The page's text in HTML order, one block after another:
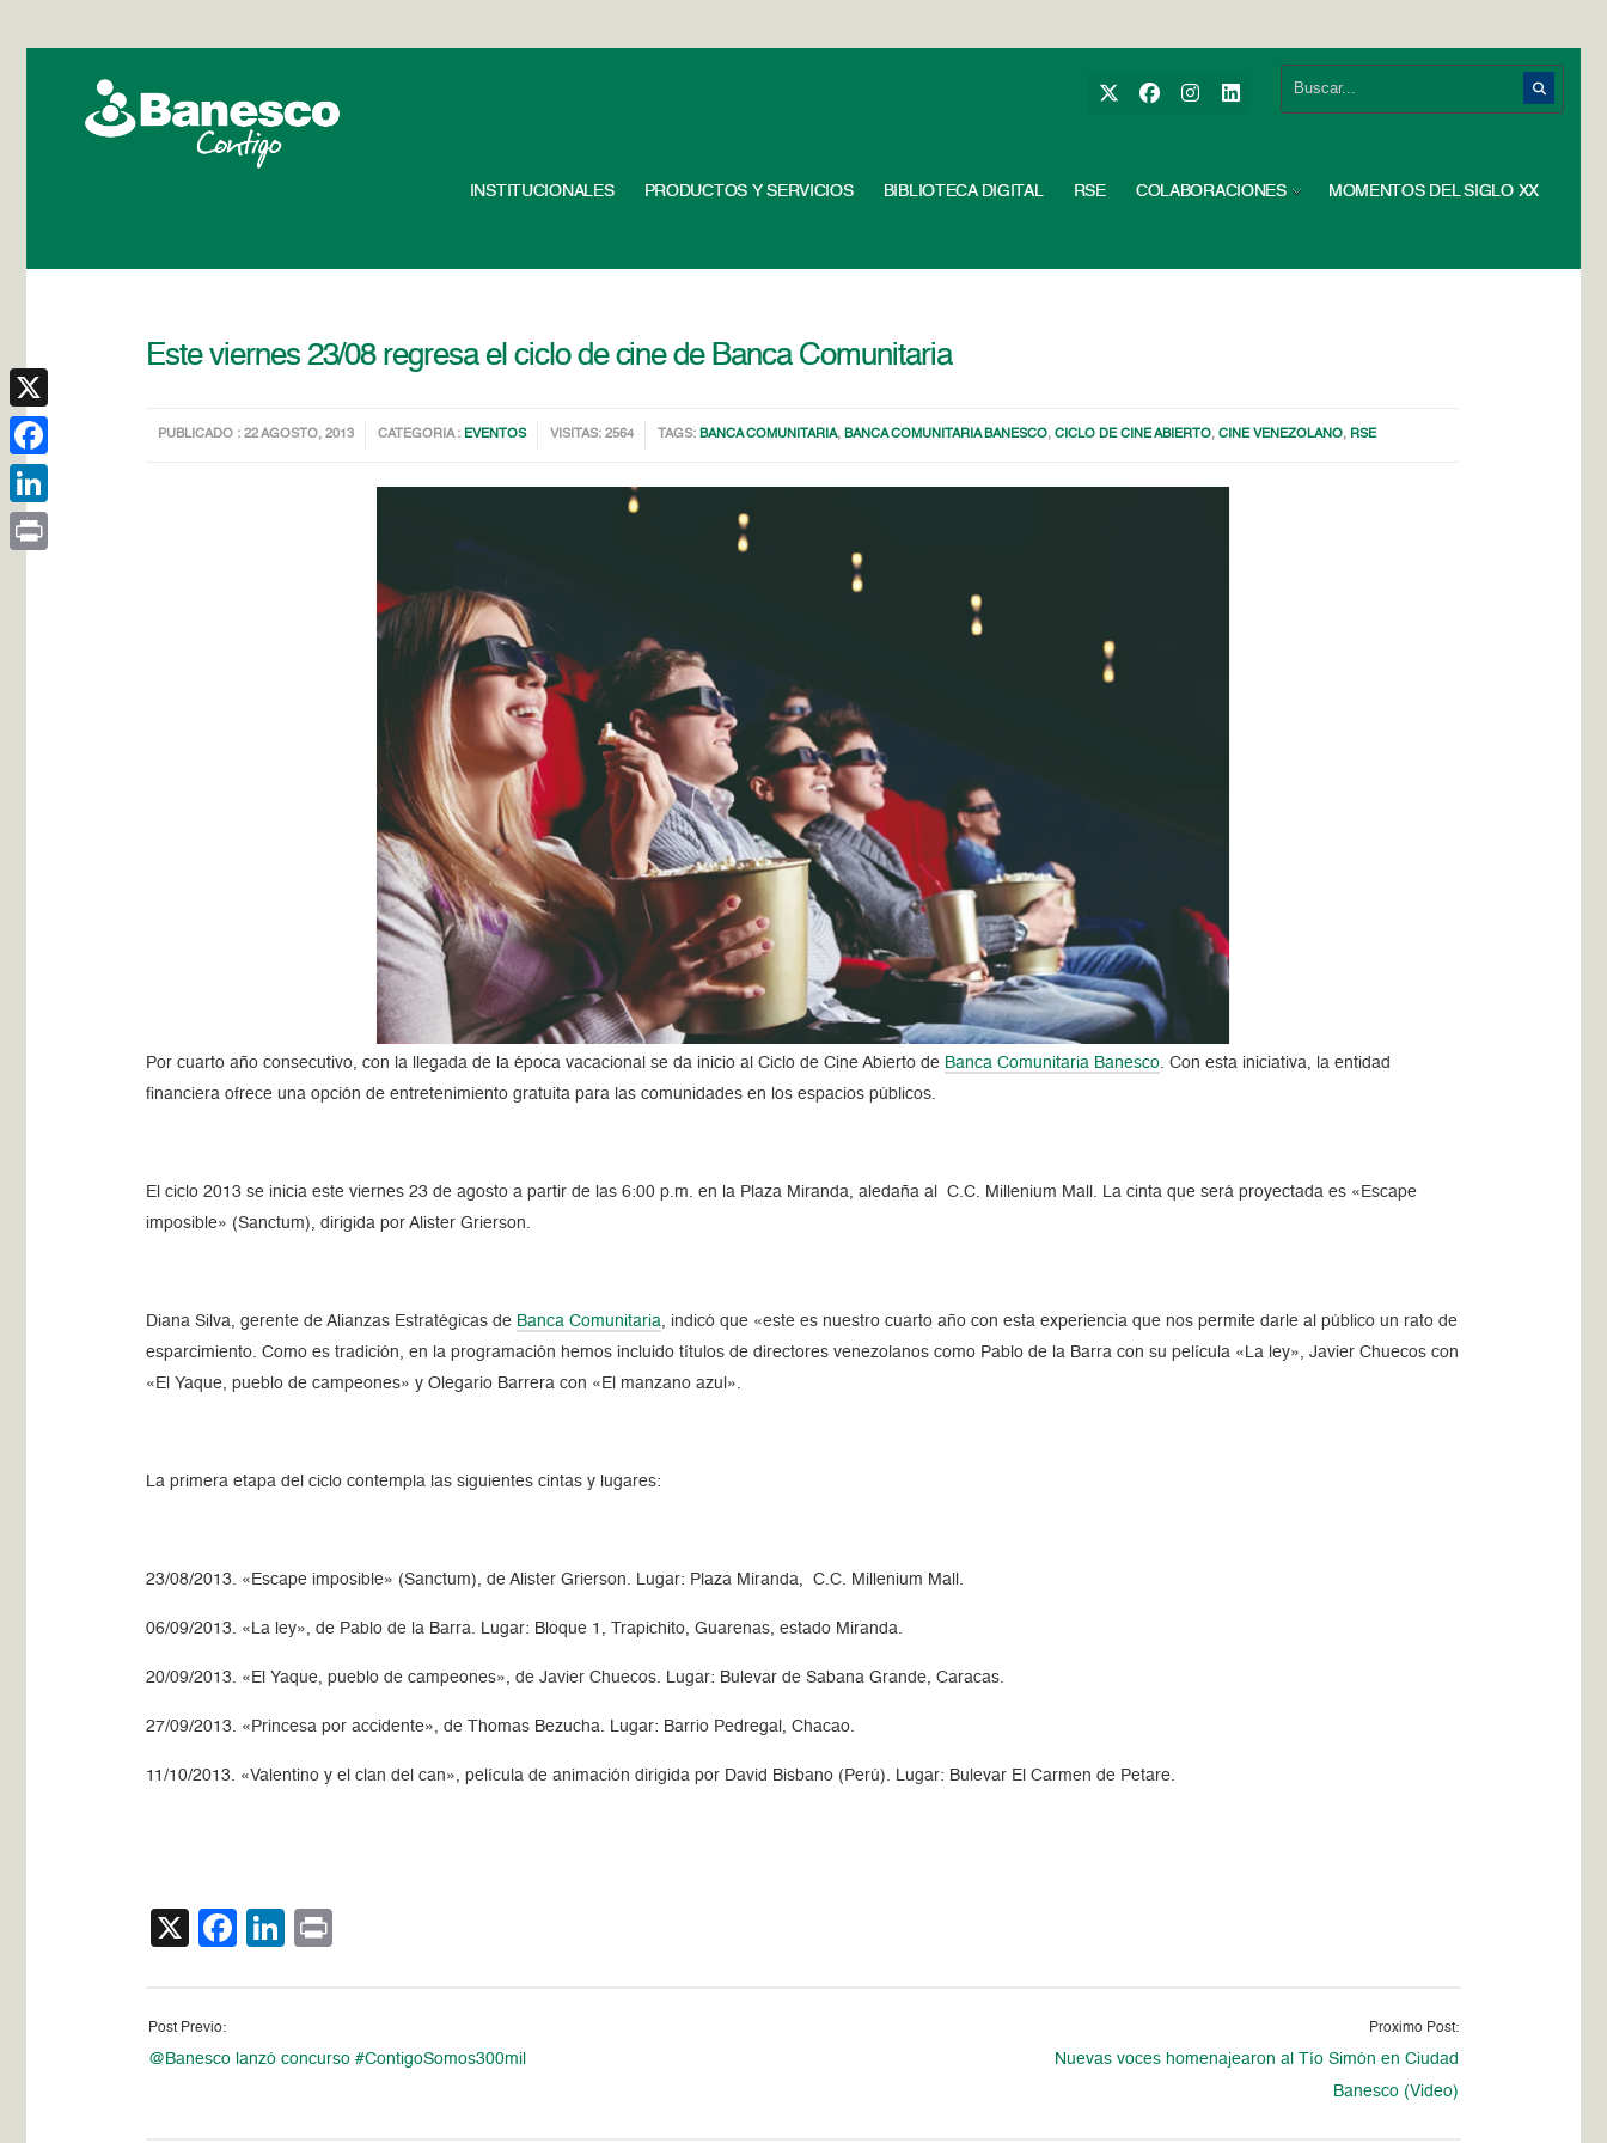
INSTITUCIONALES PRODUCTOS Y SERVICIOS BIBLIOTECA DIGITAL RSE COLABORACIONES MOMENTOS DEL SIGLO XX
Este viernes 23/08 regresa el ciclo de cine de Banca Comunitaria
PUBLICADO : 22 AGOSTO, 2013 CATEGORIA : EVENTOS VISITAS: 2564 TAGS: BANCA COMUNITARIA, BANCA COMUNITARIA BANESCO,CICLO DE CINE ABIERTO,CINE VENEZOLANO, RSE
Por cuarto año consecutivo, con la llegada de la época vacacional se da inicio al Ciclo de Cine Abierto de Banca Comunitaria Banesco . Con esta iniciativa, la entidad
financiera ofrece una opción de entretenimiento gratuita para las comunidades en los espacios públicos.
El ciclo 2013 se inicia este viernes 23 de agosto a partir de las 6:00 p.m. en la Plaza Miranda, aledaña al C.C. Millenium Mall. La cinta que será proyectada es «Escape
imposible» (Sanctum), dirigida por Alister Grierson.
Diana Silva, gerente de Alianzas Estratégicas de Banca Comunitaria , indicó que «este es nuestro cuarto año con esta experiencia que nos permite darle al público un rato de
esparcimiento. Como es tradición, en la programación hemos incluido títulos de directores venezolanos como Pablo de la Barra con su película «La ley», Javier Chuecos con
«El Yaque, pueblo de campeones» y Olegario Barrera con «El manzano azul».
La primera etapa del ciclo contempla las siguientes cintas y lugares:
23/08/2013. «Escape imposible» (Sanctum), de Alister Grierson. Lugar: Plaza Miranda, C.C. Millenium Mall.
06/09/2013. «La ley», de Pablo de la Barra. Lugar: Bloque 1, Trapichito, Guarenas, estado Miranda.
20/09/2013. «El Yaque, pueblo de campeones», de Javier Chuecos. Lugar: Bulevar de Sabana Grande, Caracas.
27/09/2013. «Princesa por accidente», de Thomas Bezucha. Lugar: Barrio Pedregal, Chacao.
11/10/2013. «Valentino y el clan del can», película de animación dirigida por David Bisbano (Perú). Lugar: Bulevar El Carmen de Petare.
X Facebook
LinkedIn
Post Previo:
@Banesco lanzó concurso #ContigoSomos300mil
Proximo Post:
Nuevas voces homenajearon al Tío Simón en Ciudad
Banesco (Video)
X
Facebook
LinkedIn